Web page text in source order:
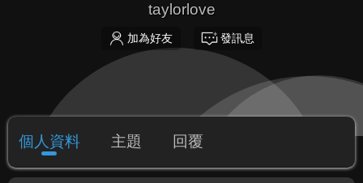
taylorlove
加為好友 發訊息
個人資料 主題 回覆